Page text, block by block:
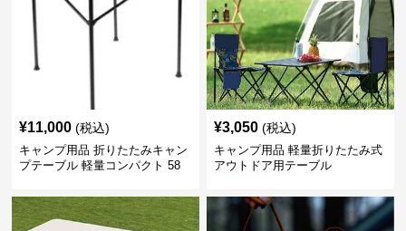
¥11,000 (税込)
キャンプ用品 折りたたみキャン
プテーブル 軽量コンパクト 58
¥3,050 (税込)
キャンプ用品 軽量折りたたみ式
アウトドア用テーブル